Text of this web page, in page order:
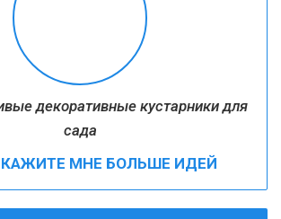
декоративные кустарники для
сада
МНЕ БОЛЬШЕ ИДЕЙ